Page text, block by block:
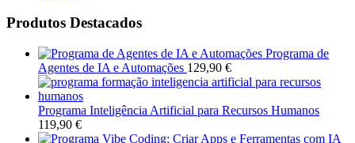
Produtos Destacados
Programa de
Agentes de IA e Automações 129,90 €
Programa Inteligência Artificial para Recursos Humanos
119,90 €